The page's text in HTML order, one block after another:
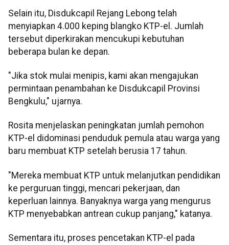
Selain itu, Disdukcapil Rejang Lebong telah
menyiapkan 4.000 keping blangko KTP-el. Jumlah
tersebut diperkirakan mencukupi kebutuhan
beberapa bulan ke depan.
"Jika stok mulai menipis, kami akan mengajukan
permintaan penambahan ke Disdukcapil Provinsi
Bengkulu," ujarnya.
Rosita menjelaskan peningkatan jumlah pemohon
KTP-el didominasi penduduk pemula atau warga yang
baru membuat KTP setelah berusia 17 tahun.
"Mereka membuat KTP untuk melanjutkan pendidikan
ke perguruan tinggi, mencari pekerjaan, dan
keperluan lainnya. Banyaknya warga yang mengurus
KTP menyebabkan antrean cukup panjang," katanya.
Sementara itu, proses pencetakan KTP-el pada